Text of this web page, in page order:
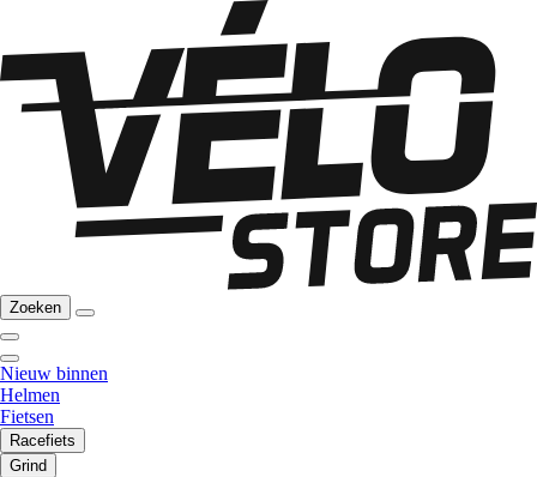
Zoeken
Nieuw binnen
Helmen
Fietsen
Racefiets
Grind